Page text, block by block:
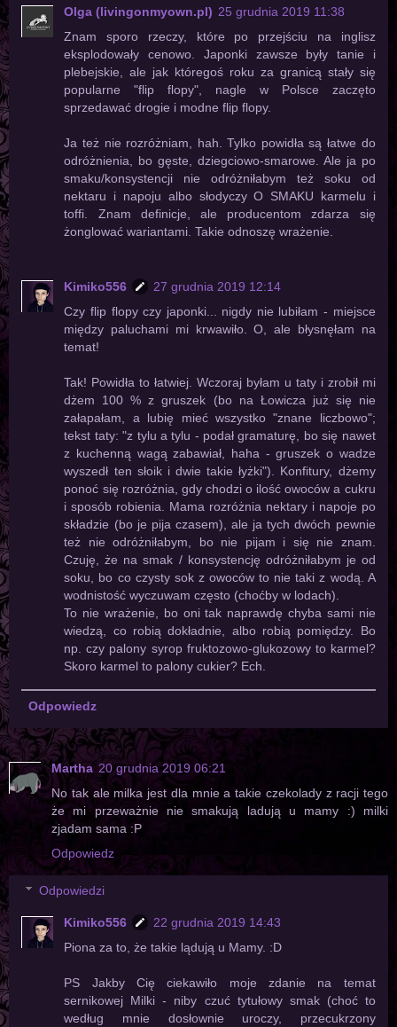
Olga (livingonmyown.pl) 25 grudnia 2019 11:38
Znam sporo rzeczy, które po przejściu na inglisz
eksplodowały cenowo. Japonki zawsze były tanie i
plebejskie, ale jak któregoś roku za granicą stały się
popularne "flip flopy", nagle w Polsce zaczęto
sprzedawać drogie i modne flip flopy.
Ja też nie rozróżniam, hah. Tylko powidła są łatwe do
odróżnienia, bo gęste, dziegciowo-smarowe. Ale ja po
smaku/konsystencji nie odróżniłabym też soku od
nektaru i napoju albo słodyczy O SMAKU karmelu i
toffi. Znam definicje, ale producentom zdarza się
żonglować wariantami. Takie odnoszę wrażenie.
Kimiko556
27 grudnia 2019 12:14
Czy flip flopy czy japonki... nigdy nie lubiłam - miejsce
między paluchami mi krwawiło. O, ale błysnęłam na
temat!
Tak! Powidła to łatwiej. Wczoraj byłam u taty i zrobił mi
dżem 100 % z gruszek (bo na Łowicza już się nie
załapałam, a lubię mieć wszystko "znane liczbowo";
tekst taty: "z tylu a tylu - podał gramaturę, bo się nawet
z kuchenną wagą zabawiał, haha - gruszek o wadze
wyszedł ten słoik i dwie takie łyżki"). Konfitury, dżemy
ponoć się rozróżnia, gdy chodzi o ilość owoców a cukru
i sposób robienia. Mama rozróżnia nektary i napoje po
składzie (bo je pija czasem), ale ja tych dwóch pewnie
też nie odróżniłabym, bo nie pijam i się nie znam.
Czuję, że na smak / konsystencję odróżniłabym je od
soku, bo co czysty sok z owoców to nie taki z wodą. A
wodnistość wyczuwam często (choćby w lodach).
To nie wrażenie, bo oni tak naprawdę chyba sami nie
wiedzą, co robią dokładnie, albo robią pomiędzy. Bo
np. czy palony syrop fruktozowo-glukozowy to karmel?
Skoro karmel to palony cukier? Ech.
Odpowiedz
Martha 20 grudnia 2019 06:21
No tak ale milka jest dla mnie a takie czekolady z racji tego
że mi przeważnie nie smakują ladują u mamy :) milki
zjadam sama :P
Odpowiedz
Odpowiedzi
Kimiko556
22 grudnia 2019 14:43
Piona za to, że takie lądują u Mamy. :D
PS Jakby Cię ciekawiło moje zdanie na temat
sernikowej Milki - niby czuć tytułowy smak (choć to
według mnie dosłownie uroczy, przecukrzony